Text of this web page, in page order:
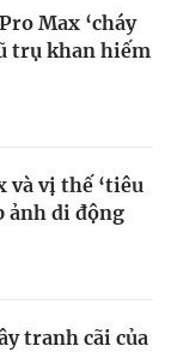
Max ‘cháy
trụ khan hiếm
và vị thế ‘tiêu
ảnh di động
tranh cãi của